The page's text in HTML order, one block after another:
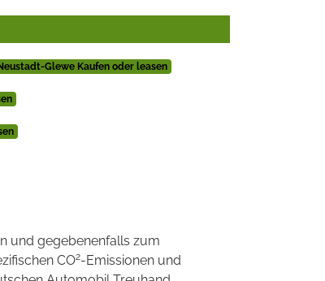
Glewe Kaufen oder leasen
und gegebenenfalls zum
CO2-Emissionen und